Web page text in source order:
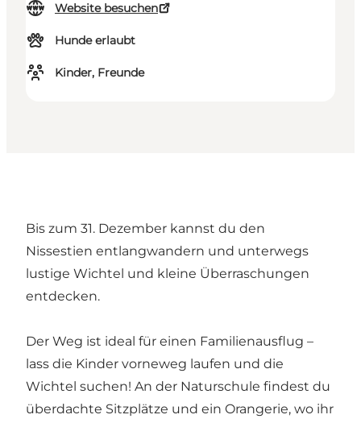
Website besuchen
Hunde erlaubt
Kinder, Freunde
Bis zum 31. Dezember kannst du den
Nissestien entlangwandern und unterwegs
lustige Wichtel und kleine Überraschungen
entdecken.
Der Weg ist ideal für einen Familienausflug –
lass die Kinder vorneweg laufen und die
Wichtel suchen! An der Naturschule findest du
überdachte Sitzplätze und ein Orangerie, wo ihr